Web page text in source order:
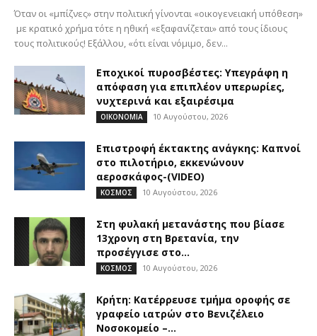
Όταν οι «μπίζνες» στην πολιτική γίνονται «οικογενειακή υπόθεση»
με κρατικό χρήμα τότε η ηθική «εξαφανίζεται» από τους ίδιους
τους πολιτικούς! Εξάλλου, «ότι είναι νόμιμο, δεν...
Εποχικοί πυροσβέστες: Υπεγράφη η
απόφαση για επιπλέον υπερωρίες,
νυχτερινά και εξαιρέσιμα
ΟΙΚΟΝΟΜΙΑ 10 Αυγούστου, 2026
Επιστροφή έκτακτης ανάγκης: Καπνοί
στο πιλοτήριο, εκκενώνουν
αεροσκάφος-(VIDEO)
ΚΟΣΜΟΣ 10 Αυγούστου, 2026
Στη φυλακή μετανάστης που βίασε
13χρονη στη Βρετανία, την
προσέγγισε στο...
ΚΟΣΜΟΣ 10 Αυγούστου, 2026
Κρήτη: Κατέρρευσε τμήμα οροφής σε
γραφείο ιατρών στο Βενιζέλειο
Νοσοκομείο –...